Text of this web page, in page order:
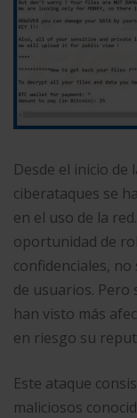
Desde el inicio de
ciberataques se
en el uso de la
oportunidad de
confidenciales,
de usuarios. Pero
han visto más
en riesgo su
Este ataque
maliciosos